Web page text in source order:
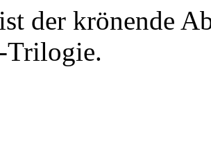
der krönende
Trilogie.